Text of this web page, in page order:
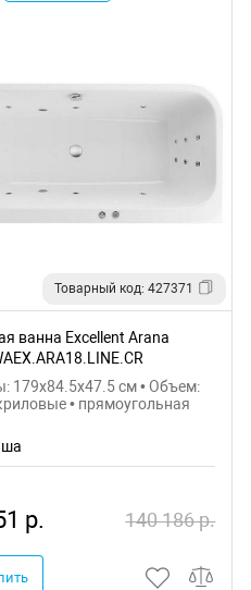
Товарный код: 427371
ванна Excellent Arana
179x84.5x47.5 см • Объем:
• прямоугольная
р. 140 186 р.